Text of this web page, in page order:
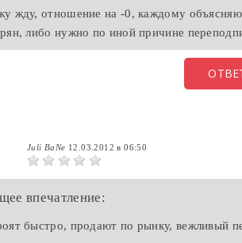
жду, отношение на -0, каждому
либо нужно по иной причине
Juli BaNe 12.03.2012 в 06:50
впечатление:
быстро, продают по рынку, вежливый